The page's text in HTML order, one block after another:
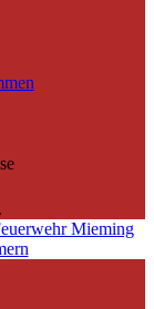
Mieming